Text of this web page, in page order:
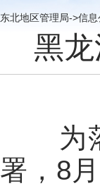
东北地区管理局->信息
黑
为落
署，8
按
Alt
键